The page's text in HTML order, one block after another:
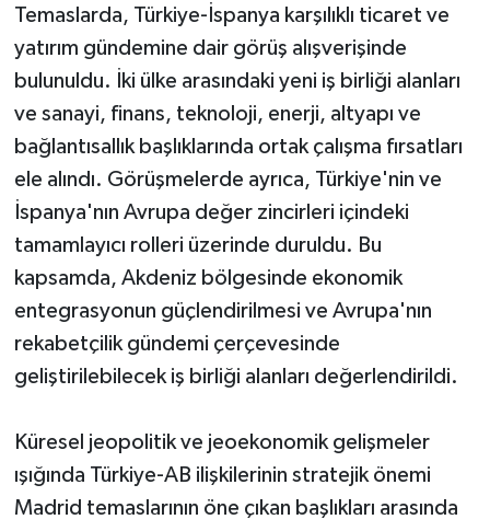
Temaslarda, Türkiye-İspanya karşılıklı ticaret ve
yatırım gündemine dair görüş alışverişinde
bulunuldu. İki ülke arasındaki yeni iş birliği alanları
ve sanayi, finans, teknoloji, enerji, altyapı ve
bağlantısallık başlıklarında ortak çalışma fırsatları
ele alındı. Görüşmelerde ayrıca, Türkiye'nin ve
İspanya'nın Avrupa değer zincirleri içindeki
tamamlayıcı rolleri üzerinde duruldu. Bu
kapsamda, Akdeniz bölgesinde ekonomik
entegrasyonun güçlendirilmesi ve Avrupa'nın
rekabetçilik gündemi çerçevesinde
geliştirilebilecek iş birliği alanları değerlendirildi.
Küresel jeopolitik ve jeoekonomik gelişmeler
ışığında Türkiye-AB ilişkilerinin stratejik önemi
Madrid temaslarının öne çıkan başlıkları arasında